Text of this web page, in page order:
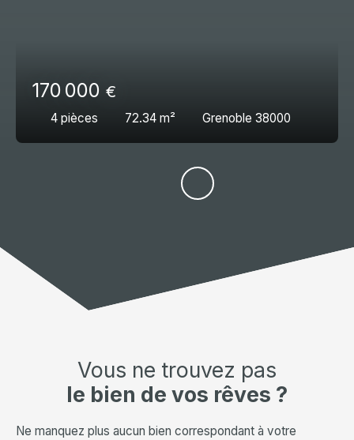
170 000 €
4 pièces 72.34 m² Grenoble 38000
Vous ne trouvez pas
le bien de vos rêves ?
Ne manquez plus aucun bien correspondant à votre